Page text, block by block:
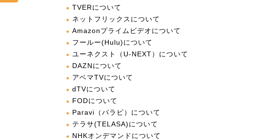
TVERについて
ネットフリックスについて
Amazonプライムビデオについて
フールー(Hulu)について
ユーネクスト（U-NEXT）について
DAZNについて
アベマTVについて
dTVについて
FODについて
Paravi（パラビ）について
テラサ(TELASA)について
NHKオンデマンドについて